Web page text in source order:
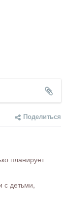
Поделиться
планирует
с детьми,